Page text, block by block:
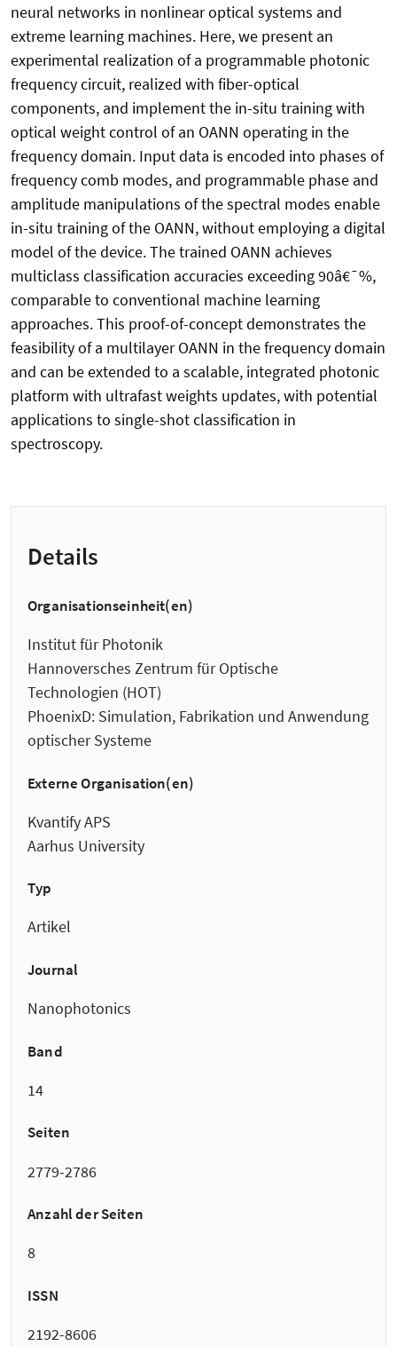
neural networks in nonlinear optical systems and
extreme learning machines. Here, we present an
experimental realization of a programmable photonic
frequency circuit, realized with fiber-optical
components, and implement the in-situ training with
optical weight control of an OANN operating in the
frequency domain. Input data is encoded into phases of
frequency comb modes, and programmable phase and
amplitude manipulations of the spectral modes enable
in-situ training of the OANN, without employing a digital
model of the device. The trained OANN achieves
multiclass classification accuracies exceeding 90â€¯%,
comparable to conventional machine learning
approaches. This proof-of-concept demonstrates the
feasibility of a multilayer OANN in the frequency domain
and can be extended to a scalable, integrated photonic
platform with ultrafast weights updates, with potential
applications to single-shot classification in
spectroscopy.
Details
Organisationseinheit(en)
Institut für Photonik
Hannoversches Zentrum für Optische
Technologien (HOT)
PhoenixD: Simulation, Fabrikation und Anwendung
optischer Systeme
Externe Organisation(en)
Kvantify APS
Aarhus University
Typ
Artikel
Journal
Nanophotonics
Band
14
Seiten
2779-2786
Anzahl der Seiten
8
ISSN
2192-8606